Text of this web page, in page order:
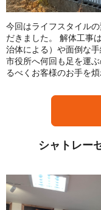
今回はライフスタイル
だきました。 解体工事
治体による）や面倒な
市役所へ何回も足を運
るべくお客様のお手を
シャトレー